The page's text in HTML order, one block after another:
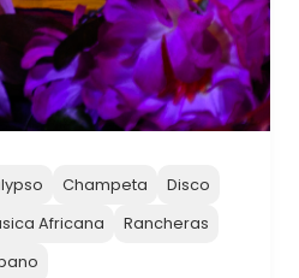
Champeta
Disco
Africana
Rancheras